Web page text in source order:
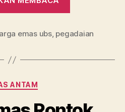
Ini
Pegadaian,
Februari
emas ubs, pegadaian
Kategori
ANTAM